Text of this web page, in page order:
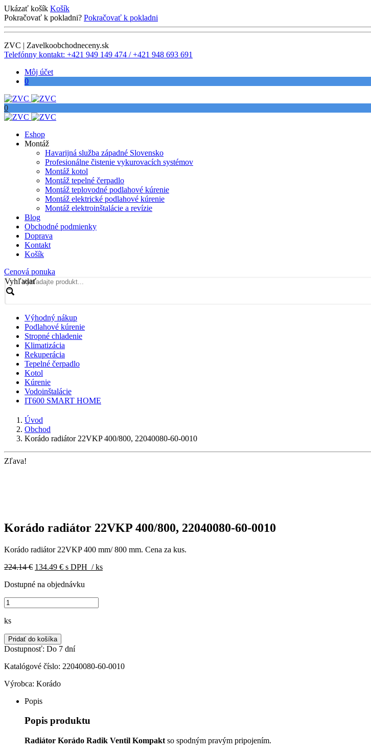
Ukázať košík Košík
Pokračovať k pokladni? Pokračovať k pokladni
ZVC | Zavelkoobchodneceny.sk
Telefónny kontakt: +421 949 149 474 / +421 948 693 691
Môj účet
0
0
Eshop
Montáž
Havarijná služba západné Slovensko
Profesionálne čistenie vykurovacích systémov
Montáž kotol
Montáž tepelné čerpadlo
Montáž teplovodné podlahové kúrenie
Montáž elektrické podlahové kúrenie
Montáž elektroinštalácie a revízie
Blog
Obchodné podmienky
Doprava
Kontakt
Košík
Cenová ponuka
Vyhľadať
Výhodný nákup
Podlahové kúrenie
Stropné chladenie
Klimatizácia
Rekuperácia
Tepelné čerpadlo
Kotol
Kúrenie
Vodoinštalácie
IT600 SMART HOME
Úvod
Obchod
Korádo radiátor 22VKP 400/800, 22040080-60-0010
Zľava!
Korádo radiátor 22VKP 400/800, 22040080-60-0010
Korádo radiátor 22VKP 400 mm/ 800 mm. Cena za kus.
224.14€ Pôvodná
bola:
134.49 €Aktuálna
je:
s DPH / ks
Dostupné na objednávku
množstvo
Korádo
radiátor
400/800,
22040080-
0010
ks
Pridať do košíka
Dostupnosť: Do 7 dní
Katalógové číslo: 22040080-60-0010
Výrobca: Korádo
Popis
Popis produktu
Radiátor Korádo Radik Ventil Kompakt so spodným pravým pripojením.